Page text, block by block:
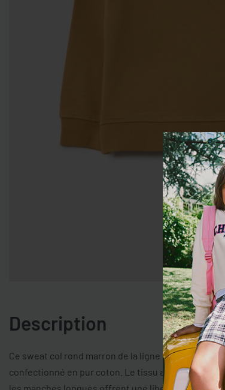
Description
Ce sweat col rond marron de la ligne OVS KIDS est
confectionné en pur coton. Le tissu assure confort